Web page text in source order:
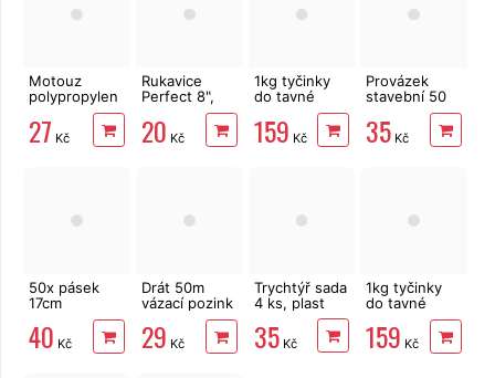
Motouz
polypropylen
27 Kč
Rukavice
Perfect 8",
20 Kč
1kg tyčinky
do tavné
11x300mm,
dlouhé,
159 Kč
Provázek
stavební 50
m x 2 mm
červený
35 Kč
50x pásek
17cm
rozepínací,
vázací
40 Kč
Drát 50m
vázací pozink
s plastovým
povrchem,
střižný
29 Kč
Trychtýř sada
4 ks, plast
35Kč
1kg tyčinky
do tavné
7x300mm,
dlouhé,
159 Kč